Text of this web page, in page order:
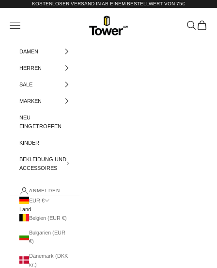
Zum Inhalt springenKOSTENLOSER VERSAND IN AB EINEM BESTELLWERT VON 75€
Tower-London.De
Menü Suchen
DAMEN
HERREN
SALE
MARKEN
NEU
EINGETROFFEN
KINDER
BEKLEIDUNG UND
ACCESSOIRES
ANMELDEN
EUR €
Land
Belgien (EUR €)
Bulgarien (EUR
€)
Dänemark (DKK
kr.)